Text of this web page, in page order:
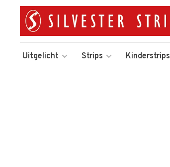
Uitgelicht Strips Kinderstrips